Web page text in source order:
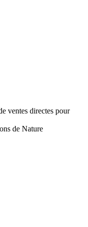
ventes directes pour
de Nature